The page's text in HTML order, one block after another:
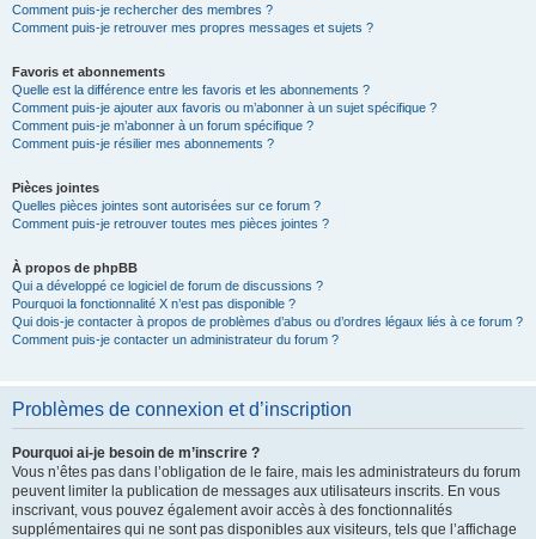
Comment puis-je rechercher des membres ?
Comment puis-je retrouver mes propres messages et sujets ?
Favoris et abonnements
Quelle est la différence entre les favoris et les abonnements ?
Comment puis-je ajouter aux favoris ou m’abonner à un sujet spécifique ?
Comment puis-je m’abonner à un forum spécifique ?
Comment puis-je résilier mes abonnements ?
Pièces jointes
Quelles pièces jointes sont autorisées sur ce forum ?
Comment puis-je retrouver toutes mes pièces jointes ?
À propos de phpBB
Qui a développé ce logiciel de forum de discussions ?
Pourquoi la fonctionnalité X n’est pas disponible ?
Qui dois-je contacter à propos de problèmes d’abus ou d’ordres légaux liés à ce forum ?
Comment puis-je contacter un administrateur du forum ?
Problèmes de connexion et d’inscription
Pourquoi ai-je besoin de m’inscrire ?
Vous n’êtes pas dans l’obligation de le faire, mais les administrateurs du forum
peuvent limiter la publication de messages aux utilisateurs inscrits. En vous
inscrivant, vous pouvez également avoir accès à des fonctionnalités
supplémentaires qui ne sont pas disponibles aux visiteurs, tels que l’affichage